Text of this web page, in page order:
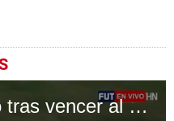
Motagua alza vuelo tras vencer al Marathón en el Yankel Rosenthal